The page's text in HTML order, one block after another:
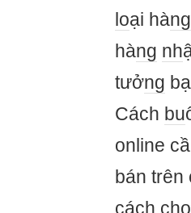
loại hàng
hàng nh
tưởng
Cách bu
online
bán trên
cách